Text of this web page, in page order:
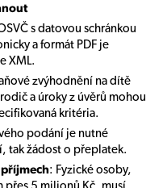
s datovou schránkou
a formát PDF je
XML.
zvýhodnění na dítě
a úroky z úvěrů mohou
kritéria.
podání je nutné
tak žádost o přeplatek.
: Fyzické osoby,